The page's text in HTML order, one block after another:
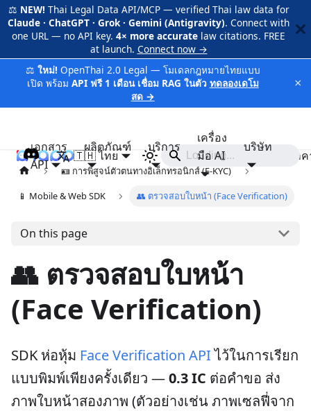
⚖️ NEW! Thai Legal Data API/MCP — verified Thai law data for
Claude · ChatGPT · Grok · Gemini (Antigravity). Connect with
one URL — no API key. 4× more accurate law citations. FREE
at launch. Connect now →
⚖️ ใหม่! OpenThai 2.0 Legal — โมเดลกฎหมายไทยแบบ
เปิด พร้อม API ฟรี 1 เดือน เชื่อม RAG ในตัว ทดลองเดโม
สด →
×
iApp
เอกสาร
API
ผลิตภัณฑ์ บริการ
เครื่อง
มือ AI
บริษัท
รา
🇹🇭 ไทย
🪪 การพิสูจน์ตัวตนทางอิเล็กทรอนิกส์ (E-KYC)
📱 Mobile & Web SDK 👥 ตรวจสอบใบหน้า (Face Verification)
On this page
👥 ตรวจสอบใบหน้า
(Face Verification)
SDK ห่อหุ้ม Face Verification APIไว้ในการเรียก
แบบพิมพ์เพียงครั้งเดียว —0.3 IC ต่อคำขอ ส่ง
ภาพใบหน้าสองภาพ (ตัวอย่างเช่น ภาพเซลฟี่จาก